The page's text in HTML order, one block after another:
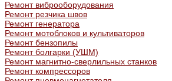
Ремонт виброоборудования
Ремонт резчика швов
Ремонт генератора
Ремонт мотоблоков и культиваторов
Ремонт бензопилы
Ремонт болгарки (УШМ)
Ремонт магнитно-сверлильных станков
Ремонт компрессоров